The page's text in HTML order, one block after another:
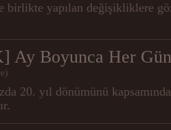
birlikte yapılan değişikliklere
Ay Boyunca Her
20. yıl dönümünü